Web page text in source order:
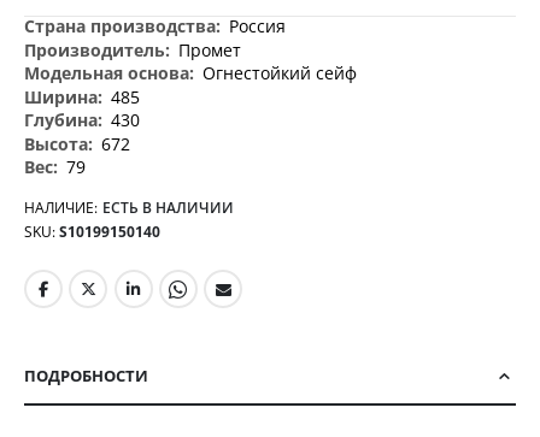
Дополнительная
информация
Россия
Промет
Огнестойкий сейф
485
430
672
79
НАЛИЧИЕ: ЕСТЬ В НАЛИЧИИ
SKU S10199150140
ПОДРОБНОСТИ